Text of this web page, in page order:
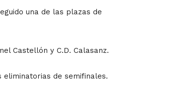
una de las plazas de
Castellón y C.D. Calasanz.
de semifinales.